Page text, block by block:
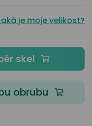
je moje velikost?
skel
obrubu